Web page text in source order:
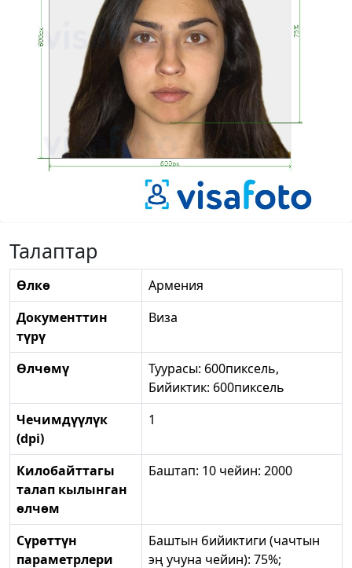
Талаптар
Өлкө
Армения
Документтин
түрү
Виза
Өлчөмү
Туурасы: 600пиксель,
Бийиктик: 600пиксель
Чечимдүүлүк
(dpi)
1
Килобайттагы
талап кылынган
өлчөм
Баштап: 10 чейин: 2000
Сүрөттүн
параметрлери
Баштын бийиктиги (чачтын
эң учуна чейин): 75%;